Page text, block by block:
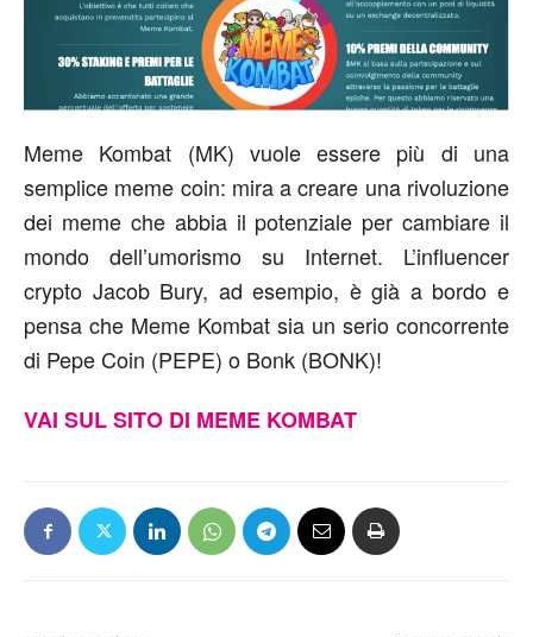
Meme Kombat (MK) vuole essere più di una
semplice meme coin: mira a creare una rivoluzione
dei meme che abbia il potenziale per cambiare il
mondo dell’umorismo su Internet. L’influencer
crypto Jacob Bury, ad esempio, è già a bordo e
pensa che Meme Kombat sia un serio concorrente
di Pepe Coin (PEPE) o Bonk (BONK)!
VAI SUL SITO DI MEME KOMBAT